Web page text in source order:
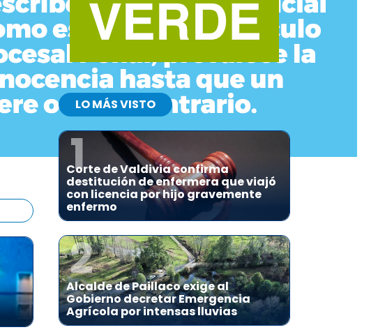
LO MÁS VISTO
1
Corte de Valdivia confirma
destitución de enfermera que viajó
con licencia por hijo gravemente
enfermo
2
Alcalde de Paillaco exige al
Gobierno decretar Emergencia
Agrícola por intensas lluvias